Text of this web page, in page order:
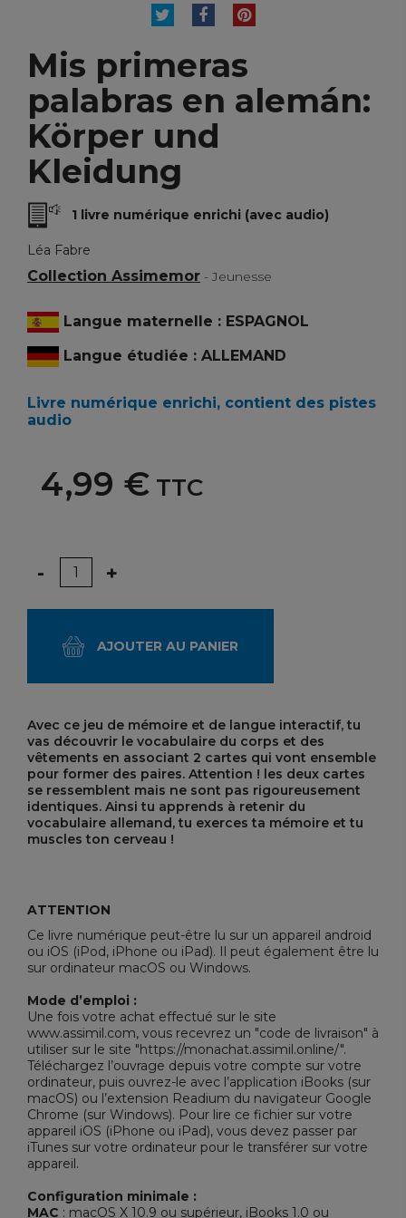
TWEETPARTAGERPINTEREST
Mis primeras
palabras en alemán:
Körper und
Kleidung
1 livre numérique enrichi (avec audio)
Léa Fabre
Collection Assimemor - Jeunesse
Langue maternelle : ESPAGNOL
Langue étudiée : ALLEMAND
Livre numérique enrichi, contient des pistes
audio
4,99 € TTC
Quantité
- +
AJOUTER AU PANIER
Avec ce jeu de mémoire et de langue interactif, tu
vas découvrir le vocabulaire du corps et des
vêtements en associant 2 cartes qui vont ensemble
pour former des paires. Attention ! les deux cartes
se ressemblent mais ne sont pas rigoureusement
identiques. Ainsi tu apprends à retenir du
vocabulaire allemand, tu exerces ta mémoire et tu
muscles ton cerveau !
ATTENTION
Ce livre numérique peut-être lu sur un appareil android
ou iOS (iPod, iPhone ou iPad). Il peut également être lu
sur ordinateur macOS ou Windows.
Mode d’emploi :
Une fois votre achat effectué sur le site
www.assimil.com, vous recevrez un "code de livraison" à
utiliser sur le site "https://monachat.assimil.online/".
Téléchargez l’ouvrage depuis votre compte sur votre
ordinateur, puis ouvrez-le avec l’application iBooks (sur
macOS) ou l’extension Readium du navigateur Google
Chrome (sur Windows). Pour lire ce fichier sur votre
appareil iOS (iPhone ou iPad), vous devez passer par
iTunes sur votre ordinateur pour le transférer sur votre
appareil.
Configuration minimale :
MAC : macOS X 10.9 ou supérieur, iBooks 1.0 ou